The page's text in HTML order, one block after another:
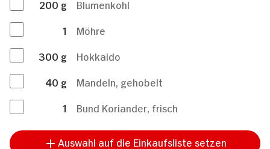
200 g
Blumenkohl
1
Möhre
300 g
Hokkaido
40 g
Mandeln, gehobelt
1
Bund Koriander, frisch
Auswahl auf die Einkaufsliste setzen